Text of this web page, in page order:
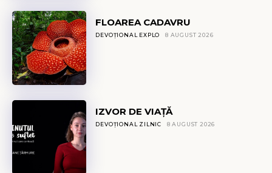
FLOAREA CADAVRU
DEVOȚIONAL EXPLO 8 AUGUST 2026
IZVOR DE VIAȚĂ
DEVOȚIONAL ZILNIC 8 AUGUST 2026